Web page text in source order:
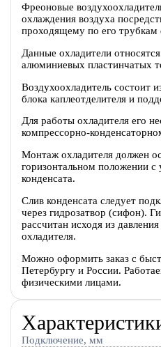
Фреоновые
охлаждения воздуха
проходящему по его трубкам
Данные охладители
алюминиевых пластинчатых
Воздухоохладитель состоит
блока каплеотделителя и
Для работы охладителя его
компрессорно-
Монтаж охладителя должен
горизонтальном положении с
конденсата.
Слив конденсата следует
через гидрозатвор (сифон).
рассчитан исходя из
охладителя.
Можно оформить заказ с
Петербургу и России.
физическими лицами.
Подключение, мм